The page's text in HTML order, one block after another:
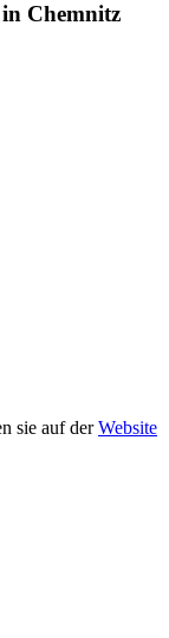
Chemnitz
sie auf derWebsite